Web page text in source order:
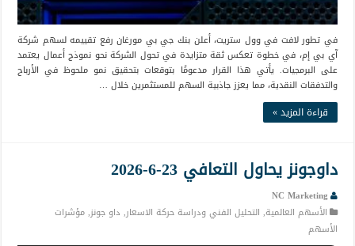
في تطور لافت في وول ستريت، أعلن بنك جي بي مورغان رفع تقييمه لسهم شركة
آي بي إم، في خطوة تعكس ثقة متزايدة في تحول الشركة نحو نموذج أعمال يعتمد
على البرمجيات. يأتي هذا القرار مدعومًا بتوقعات بتحقيق نمو ملحوظ في الأرباح
والتدفقات النقدية، مما يعزز جاذبية السهم للمستثمرين خلال …
قراءة المزيد »
داوجونز يحاول التعافي 23-6-2026
NC Marketing
الأسهم العالمية, التحليل الفني ودراسة حركة الاسعار, داو جونز,مؤشرات
الأسهم